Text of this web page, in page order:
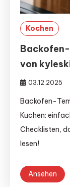
Kochen
von
03.12.2025
Backofen-
Kuchen:
Checklisten,
lesen!
Ansehen